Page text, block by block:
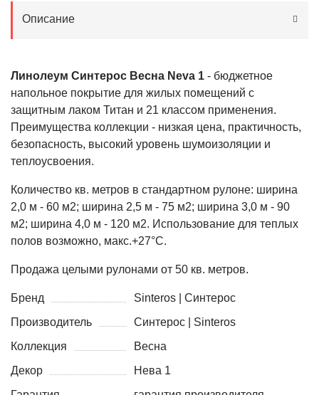
Описание
Линолеум Синтерос Весна Neva 1 - бюджетное
напольное покрытие для жилых помещений с
защитным лаком Титан и 21 классом применения.
Преимущества коллекции - низкая цена, практичность,
безопасность, высокий уровень шумоизоляции и
теплоусвоения.
Количество кв. метров в стандартном рулоне: ширина
2,0 м - 60 м2; ширина 2,5 м - 75 м2; ширина 3,0 м - 90
м2; ширина 4,0 м - 120 м2. Использование для теплых
полов возможно, макс.+27°С.
Продажа целыми рулонами от 50 кв. метров.
Бренд
Sinteros | Синтерос
Производитель
Синтерос | Sinteros
Коллекция
Весна
Декор
Нева 1